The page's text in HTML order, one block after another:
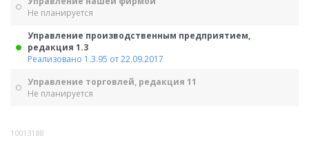
Не планируется
Управление производственным предприятием,
редакция 1.3
Реализовано 1.3.95 от 22.09.2017
Управление торговлей, редакция 11
Не планируется
10013188